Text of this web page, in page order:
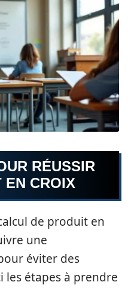
RÉUSSIR
EN CROIX
de produit en
une
éviter des
les étapes à prendre